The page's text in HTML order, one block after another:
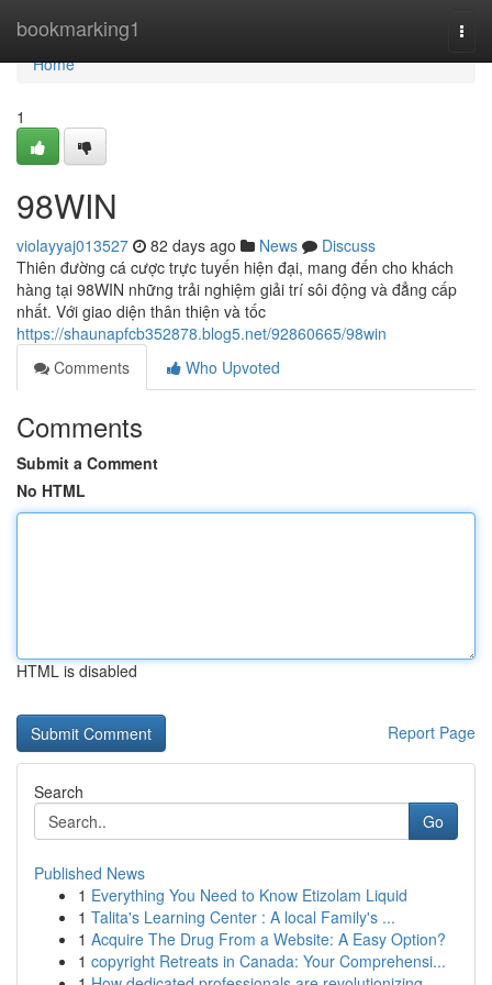
bookmarking1
Home
Home
1
98WIN
violayyaj013527 82 days ago News
Discuss
Thiên đường cá cược trực tuyến hiện đại, mang đến cho khách
hàng tại 98WIN những trải nghiệm giải trí sôi động và đẳng cấp
nhất. Với giao diện thân thiện và tốc
https://shaunapfcb352878.blog5.net/92860665/98win
Comments
Who Upvoted
Comments
Submit a Comment
No HTML
HTML is disabled
Report Page
Search
Go
Published News
1 Everything You Need to Know Etizolam Liquid
1 Talita's Learning Center : A local Family's ...
1 Acquire The Drug From a Website: A Easy Option?
1 copyright Retreats in Canada: Your Comprehensi...